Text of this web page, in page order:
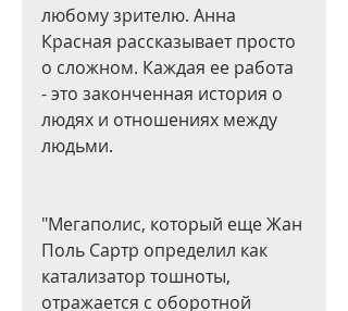
любому зрителю. Анна
Красная рассказывает просто
о сложном. Каждая ее работа
- это законченная история о
людях и отношениях между
людьми.
"Мегаполис, который еще Жан
Поль Сартр определил как
катализатор тошноты,
отражается с оборотной